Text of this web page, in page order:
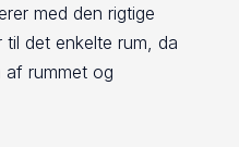
med den rigtige
det enkelte rum, da
af rummet og